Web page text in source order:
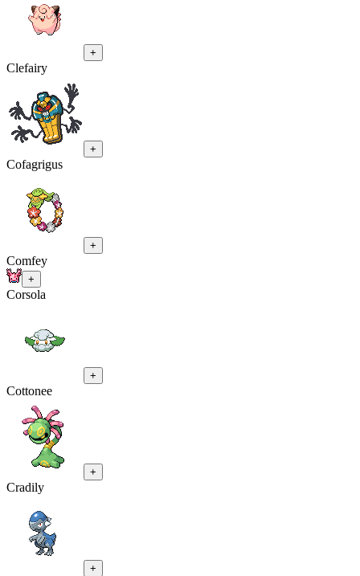
+
Clefairy
+
Cofagrigus
+
Comfey
+
Corsola
+
Cottonee
+
Cradily
+